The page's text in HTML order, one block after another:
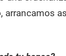
arrancamos